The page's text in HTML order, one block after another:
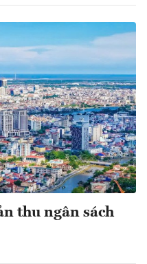
thu ngân sách